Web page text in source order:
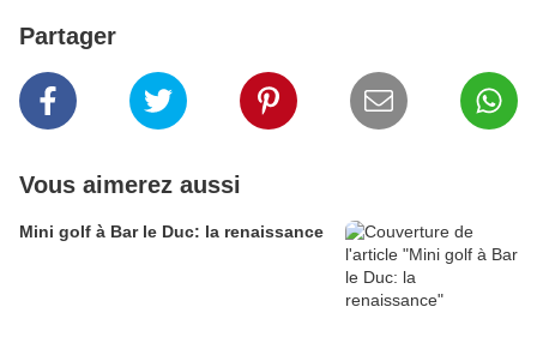
Partager
Vous aimerez aussi
Mini golf à Bar le Duc: la renaissance